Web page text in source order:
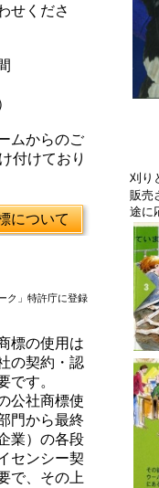
刈り
販売
途に
せくださ
ムからのご
付けており
について
ク」特許庁に登録
標の使用は
の契約・認
です。
公社商標使
門から最終
業）の各段
センシー契
で、その上